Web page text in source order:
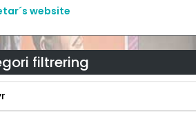
website
filtrering